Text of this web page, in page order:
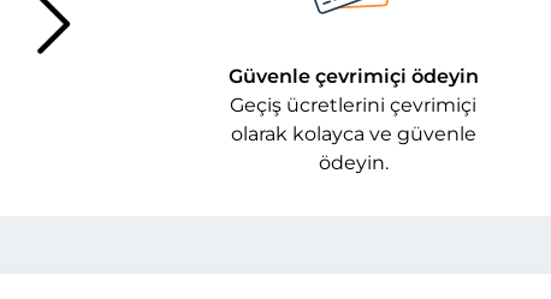
Güvenle çevrimiçi ödeyin
Geçiş ücretlerini çevrimiçi
olarak kolayca ve güvenle
ödeyin.